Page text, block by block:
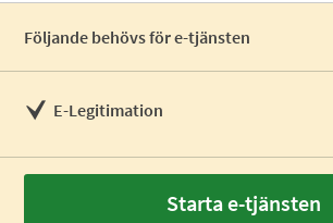
Följande behövs för e-tjänsten
E-Legitimation
Starta e-tjänsten